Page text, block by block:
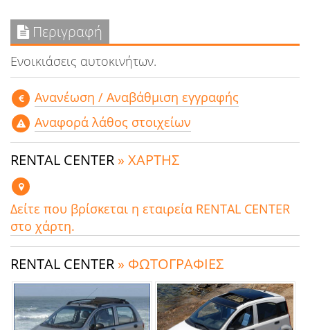
Περιγραφή
Ενοικιάσεις αυτοκινήτων.
Aνανέωση / Αναβάθμιση εγγραφής
Αναφορά λάθος στοιχείων
RENTAL CENTER » ΧΑΡΤΗΣ
Δείτε που βρίσκεται η εταιρεία RENTAL CENTER
στο χάρτη.
RENTAL CENTER » ΦΩΤΟΓΡΑΦΙΕΣ